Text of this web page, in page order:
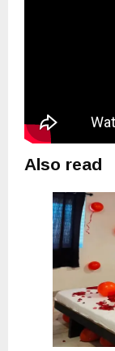
Also read